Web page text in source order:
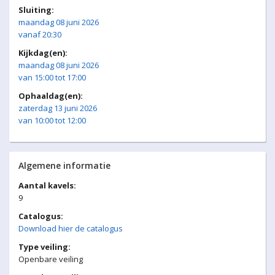
Sluiting:
maandag 08 juni 2026
vanaf 20:30
Kijkdag(en):
maandag 08 juni 2026
van 15:00 tot 17:00
Ophaaldag(en):
zaterdag 13 juni 2026
van 10:00 tot 12:00
Algemene informatie
Aantal kavels:
9
Catalogus:
Download hier de catalogus
Type veiling:
Openbare veiling